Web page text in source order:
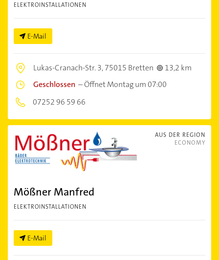
ELEKTROINSTALLATIONEN
E-Mail
Lukas-Cranach-Str. 3,75015 Bretten
13,2 km
Geschlossen –Öffnet Montag um 07:00
07252 96 59 66
AUS DER REGION
ECONOMY
Mößner Manfred
ELEKTROINSTALLATIONEN
E-Mail